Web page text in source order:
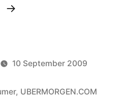
“â€œ1001
eBayâ€
reviewed
10 September 2009
, UBERMORGEN.COM